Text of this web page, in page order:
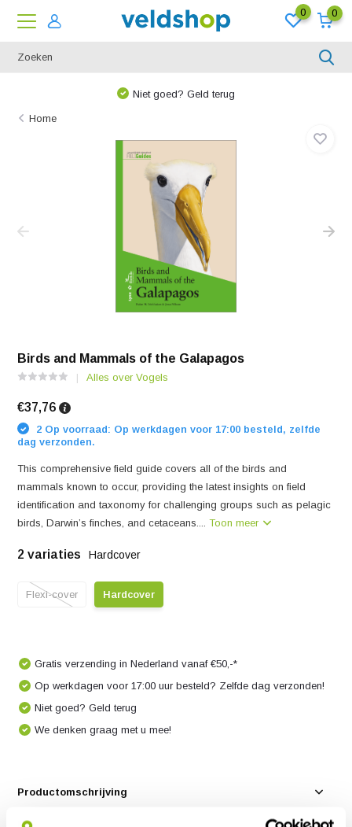
0 0
We denken graag met u mee!
Home
Birds and Mammals of the Galapagos
Alles over Vogels
€37,76
2 Op voorraad: Op werkdagen voor 17:00 besteld, zelfde
dag verzonden.
This comprehensive field guide covers all of the birds and
mammals known to occur, providing the latest insights on field
identification and taxonomy for challenging groups such as pelagic
birds, Darwin’s finches, and cetaceans....Toon meer
2 variaties Hardcover
Flexi-cover Hardcover
Gratis verzending in Nederland vanaf €50,-*
Op werkdagen voor 17:00 uur besteld? Zelfde dag verzonden!
Niet goed? Geld terug
We denken graag met u mee!
Productomschrijving